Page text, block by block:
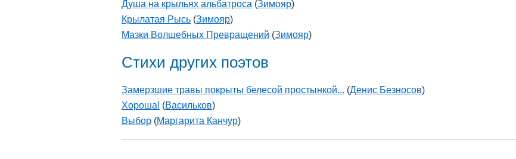
Душа на крыльях альбатроса (Зимояр)
Крылатая Рысь (Зимояр)
Мазки Волшебных Превращений (Зимояр)
Стихи других поэтов
Замерзшие травы покрыты белесой простынкой... (Денис Безносов)
Хороша! (Васильков)
Выбор (Маргарита Канчур)